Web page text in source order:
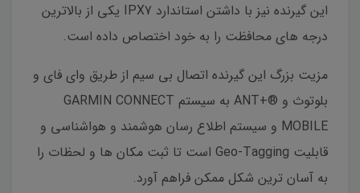
این گیرنده نیز با داشتن استاندارد IPX7 یکی از بالاترین
درجه های محافظت را به خود اختصاص داده است.
مزیت بزرگ این گیرنده اتصال بی سیم از طریق وای فای و
بلوتوث و ®+ANT به سیستم GARMIN CONNECT
MOBILE و سیستم اطلاع رسان هوشمند و هواشناسی و
قابلیت Geo-Tagging است تا ثبت مکان ها و لحظات را
به آسان ترین شکل ممکن فراهم آورد.